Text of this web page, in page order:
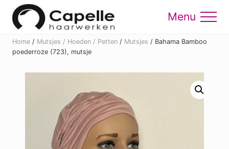
Menu
Skip
content
Skip
Menu
Home / Mutsjes / Hoeden / Petten / Mutsjes / Bahama Bamboo
poederroze (723), mutsje